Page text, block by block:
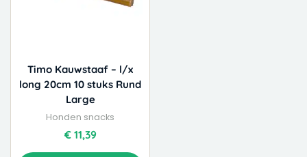
Timo Kauwstaaf – l/x
long 20cm 10 stuks Rund
Large
Honden snacks
€11,39